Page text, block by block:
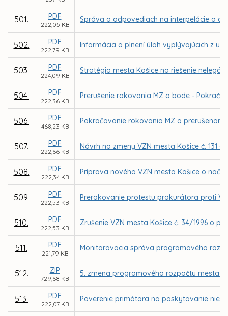
501. PDF
222,05 KB
Správa o odpovediach na interpelácie a
502. PDF
222,79 KB
Informácia o plnení úloh vyplývajúcich z
503. PDF
224,09 KB
Stratégia mesta Košice na riešenie
504. PDF
222,36 KB
Prerušenie rokovania MZ o bode -
506. PDF
468,23 KB
Pokračovanie rokovania MZ o
507. PDF
222,66 KB
Návrh na zmeny VZN mesta Košice č.
508. PDF
222,34 KB
Príprava nového VZN mesta Košice o
509. PDF
222,53 KB
Prerokovanie protestu prokurátora proti
510. PDF
222,53 KB
Zrušenie VZN mesta Košice č. 34/1996 o
511. PDF
221,79 KB
Monitorovacia správa programového
512. ZIP
729,68 KB
5. zmena programového rozpočtu mesta
513. PDF
222,07 KB
Poverenie primátora na poskytovanie